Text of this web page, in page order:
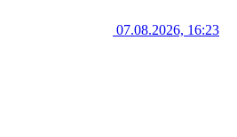
07.08.2026, 16:23